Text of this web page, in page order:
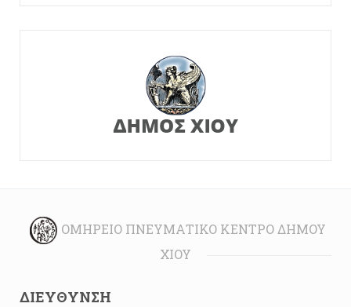
ΟΜΉΡΕΙΟ ΠΝΕΥΜΑΤΙΚΌ ΚΈΝΤΡΟ ΔΉΜΟΥ
ΧΊΟΥ
ΔΙΕΎΘΥΝΣΗ